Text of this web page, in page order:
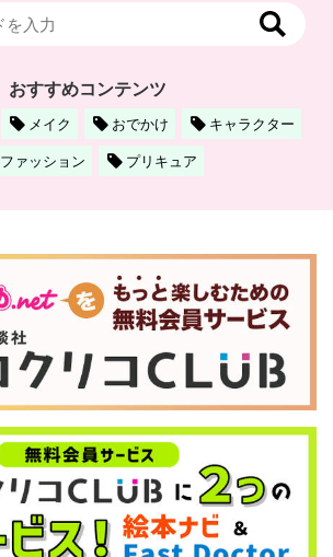
おすすめコンテンツ
メイク おでかけ
キャラクター
ファッション
プリキュア